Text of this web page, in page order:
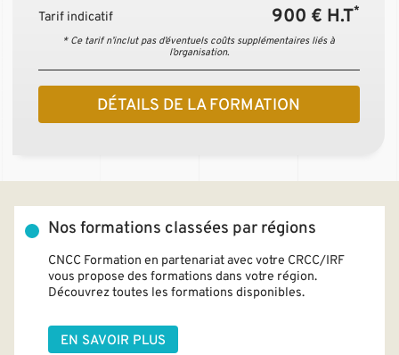
Tarif indicatif 900 € H.T*
* Ce tarif n’inclut pas d’éventuels coûts supplémentaires liés à
l’organisation.
DÉTAILS DE LA FORMATION
Nos formations classées par régions
CNCC Formation en partenariat avec votre CRCC/IRF
vous propose des formations dans votre région.
Découvrez toutes les formations disponibles.
EN SAVOIR PLUS